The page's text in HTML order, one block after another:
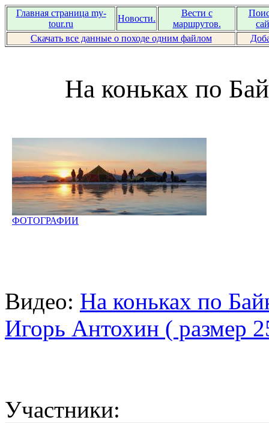
Главная страница my-
tour.ru
Новости.
Вести с
маршрутов.
Скачать все данные о походе одним файлом
На коньках по
ФОТОГРАФИИ
Видео: На коньках по
Игорь Антохин ( размер
Участники: